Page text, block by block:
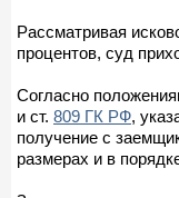
Рассматривая
процентов, суд
Согласно
и ст. 809 ГК РФ,
получение с
размерах и в